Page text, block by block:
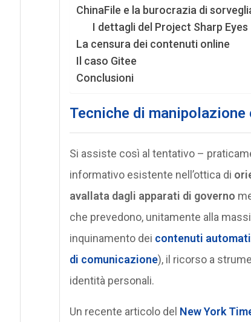
ChinaFile e la burocrazia di
I dettagli del Project Sharp Eyes
La censura dei contenuti online
Il caso Gitee
Conclusioni
Tecniche di
Si assiste così al tentativo –
informativo esistente nell’ottica di
avallata dagli apparati di governo
che prevedono, unitamente alla
inquinamento dei contenuti
di comunicazione), il ricorso a
identità personali.
Un recente articolo del New York